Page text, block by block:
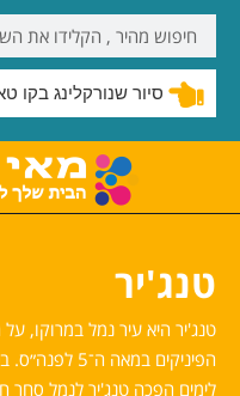
שנורקלינג בצוק קו
טנג'יר
טנג'יר היא עיר נמל במרוקו, על
לימים הפכה טנג'יר לנמל סחר